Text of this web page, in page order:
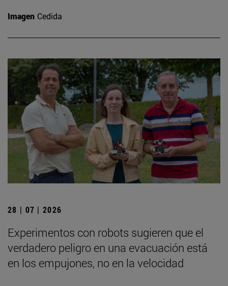
Imagen Cedida
28 | 07 | 2026
Experimentos con robots sugieren que el
verdadero peligro en una evacuación está
en los empujones, no en la velocidad